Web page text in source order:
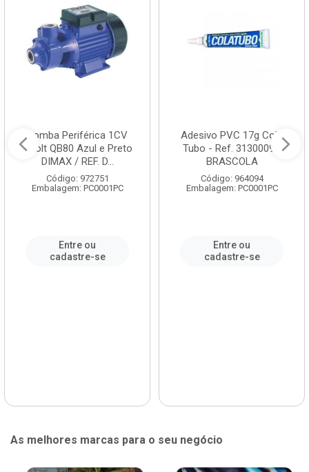
Bomba Periférica 1CV
Bivolt QB80 Azul e Preto
DIMAX / REF. D...
Código: 972751
Embalagem: PC0001PC
Entre ou
cadastre-se
Adesivo PVC 17g Cola
Tubo - Ref. 3130009 -
BRASCOLA
Código: 964094
Embalagem: PC0001PC
Entre ou
cadastre-se
As melhores marcas para o seu negócio